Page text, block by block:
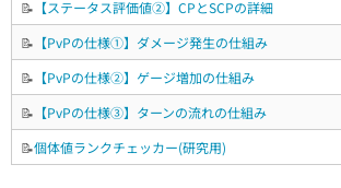
📝 【ステータス評価値②】CPとSCPの詳細
📝 【PvPの仕様①】ダメージ発生の仕組み
📝 【PvPの仕様②】ゲージ増加の仕組み
📝 【PvPの仕様③】ターンの流れの仕組み
📝個体値ランクチェッカー(研究用)